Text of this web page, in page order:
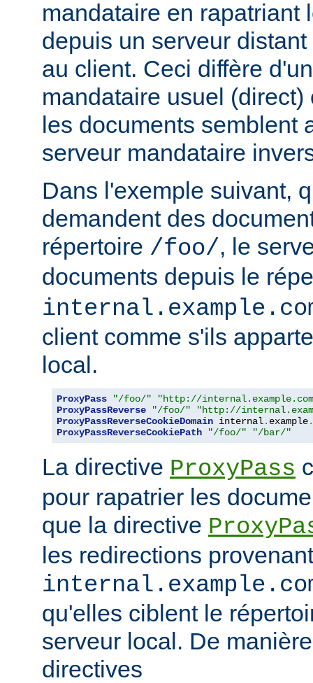
mandataire en rapatriant
depuis un serveur
au client. Ceci diffère
mandataire usuel (direct)
les documents semblent
serveur mandataire
Dans l'exemple suivant,
demandent des
répertoire /foo/, le
documents depuis le
client comme s'ils
local.
ProxyPass "/foo/"
"http://
ProxyPassReverse
"/foo/"
"http://
ProxyPassReverseCookieDomain internal. example.
ProxyPassReverseCookiePath
"/foo/" "/bar/"
La directive ProxyPass
pour rapatrier les
que la directive
les redirections
qu'elles ciblent le
serveur local. De
directives